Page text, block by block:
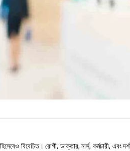
বিবেচিত। রোগী, ডাক্তার, নার্স, কর্মচারী, এবং